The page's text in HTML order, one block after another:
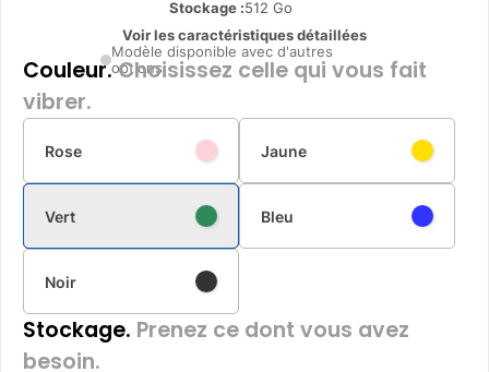
Stockage :512 Go
Voir les caractéristiques détaillées
Modèle disponible avec d'autres
options
Couleur.Choisissez celle qui vous fait
vibrer.
Rose Jaune
Vert Bleu
Noir
Stockage. Prenez ce dont vous avez
besoin.